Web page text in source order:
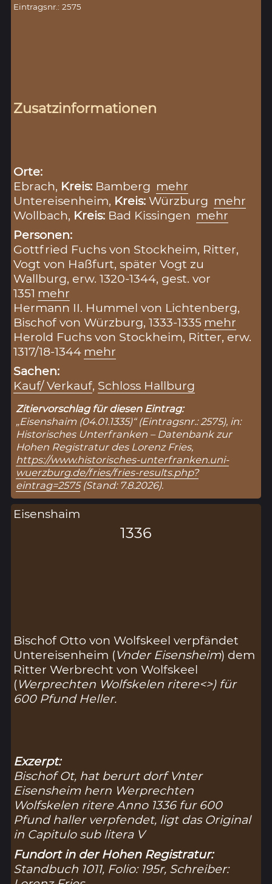
Eintragsnr.: 2575
Zusatzinformationen
Orte:
Ebrach, Kreis: Bamberg mehr
Untereisenheim, Kreis:Würzburg mehr
Wollbach, Kreis: Bad Kissingen mehr
Personen:
Gottfried Fuchs von Stockheim, Ritter,
Vogt von Haßfurt, später Vogt zu
Wallburg, erw. 1320-1344, gest. vor
1351 mehr
Hermann II. Hummel von Lichtenberg,
Bischof von Würzburg, 1333-1335 mehr
Herold Fuchs von Stockheim, Ritter, erw.
1317/18-1344 mehr
Sachen:
Kauf/ Verkauf, Schloss Hallburg
Zitiervorschlag für diesen Eintrag:
„Eisenshaim (04.01.1335)“ (Eintragsnr.: 2575), in:
Historisches Unterfranken – Datenbank zur
Hohen Registratur des Lorenz Fries,
https://www.historisches-unterfranken.uni-
wuerzburg.de/fries/fries-results.php?
eintrag=2575(Stand: 7.8.2026).
Eisenshaim
1336
Bischof Otto von Wolfskeel verpfändet
Untereisenheim (Vnder Eisensheim) dem
Ritter Werbrecht von Wolfskeel
(Werprechten Wolfskelen ritere<>) für
600 Pfund Heller.
Exzerpt:
Bischof Ot, hat berurt dorf Vnter
Eisensheim hern Werprechten
Wolfskelen ritere Anno 1336 fur 600
Pfund haller verpfendet, ligt das Original
in Capitulo sub litera V
Fundort in der Hohen Registratur:
Standbuch 1011, Folio: 195r, Schreiber: